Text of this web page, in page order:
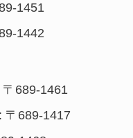
1451
1442
〒689-1461
: 〒689-1417